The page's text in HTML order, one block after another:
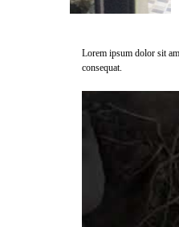
Lorem ipsum dolor sit
consequat.